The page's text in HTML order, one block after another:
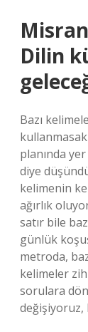
Dilin
Bazı
planında yer
diye
kelimenin
ağırlık
satır bile
günlük
metroda,
kelimeler
sorulara
değişiyoruz,